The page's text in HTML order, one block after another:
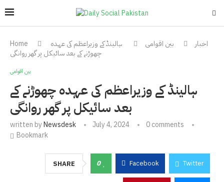
Home اخبار بین اقوامی
ہالینڈ کے وزیراعظم کی عہدہ
چھوڑنے کے بعد سائیکل پر گھر روانگی
بین اقوامی
ہالینڈ کے وزیراعظم کی عہدہ چھوڑنے کے
بعد سائیکل پر گھر روانگی
written byNewsdesk July 4, 2024
0 comments
Bookmark
SHARE 0 Facebook Twitter